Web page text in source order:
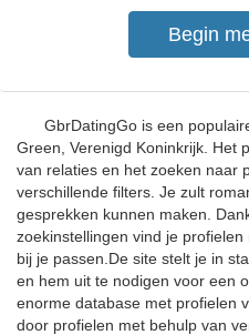
GbrDatingGo is een
Green, Verenigd Koninkrijk. Het
van relaties en het zoeken naar
verschillende filters. Je zult
gesprekken kunnen maken.
zoekinstellingen vind je
bij je passen.De site stelt je in
en hem uit te nodigen voor een
enorme database met profielen
door profielen met behulp van